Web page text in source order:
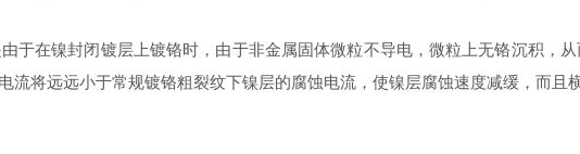
于在镍封闭镀层上镀铬时，由于非金属固体微粒不导电，微粒上无铬沉积，
将远远小于常规镀铬粗裂纹下镍层的腐蚀电流，使镍层腐蚀速度减缓，而且